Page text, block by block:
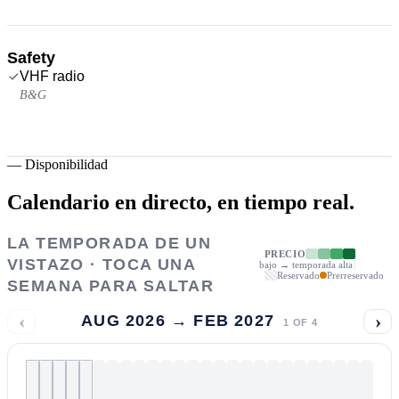
Safety
VHF radio
B&G
— Disponibilidad
Calendario en directo, en tiempo real.
LA TEMPORADA DE UN
VISTAZO · TOCA UNA
SEMANA PARA SALTAR
PRECIO
bajo → temporada alta
Reservado
Prerreservado
‹ AUG 2026 → FEB 2027 1 OF 4 ›